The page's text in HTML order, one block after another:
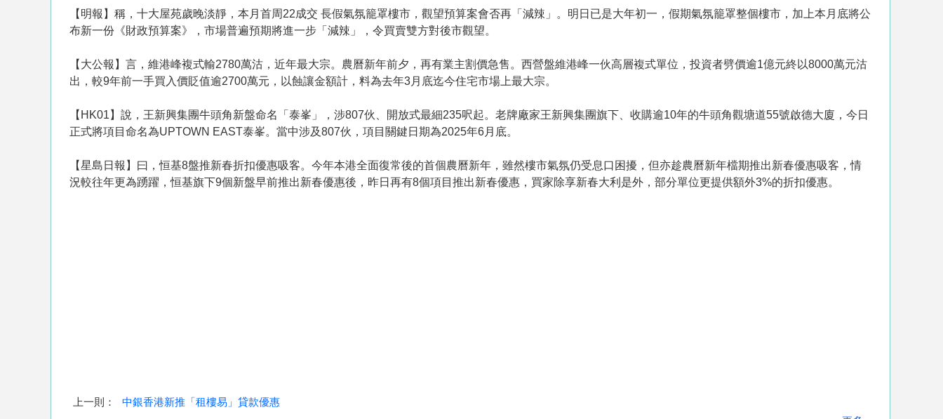
【明報】稱，十大屋苑歲晚淡靜，本月首周22成交 長假氣氛籠罩樓市，觀望預算案會否再「減辣」。明日已是大年初一，假期氣氛籠罩整個樓市，加上本月底將公
布新一份《財政預算案》，市場普遍預期將進一步「減辣」，令買賣雙方對後市觀望。
【大公報】言， 維港峰複式輸2780萬沽， 近年最大宗。農曆新年前夕，再有業主割價急售。西營盤維港峰一伙高層複式單位，投資者劈價逾1億元終以8000萬元沽
出，較9年前一手買入價貶值逾2700萬元，以蝕讓金額計，料為去年3月底迄今住宅市場上最大宗。
【HK01】說，王新興集團牛頭角新盤命名「泰峯」，涉807伙、開放式最細235呎起。老牌廠家王新興集團旗下、收購逾10年的牛頭角觀塘道55號啟德大廈，今日
正式將項目命名為UPTOWN EAST泰峯。當中涉及807伙，項目關鍵日期為2025年6月底。
【星島日報】曰，恒基8盤推新春折扣優惠吸客。今年本港全面復常後的首個農曆新年，雖然樓市氣氛仍受息口困擾，但亦趁農曆新年檔期推出新春優惠吸客，情
況較往年更為踴躍，恒基旗下9個新盤早前推出新春優惠後，昨日再有8個項目推出新春優惠，買家除享新春大利是外，部分單位更提供額外3%的折扣優惠。
上一則：
中銀香港新推「租樓易」貸款優惠